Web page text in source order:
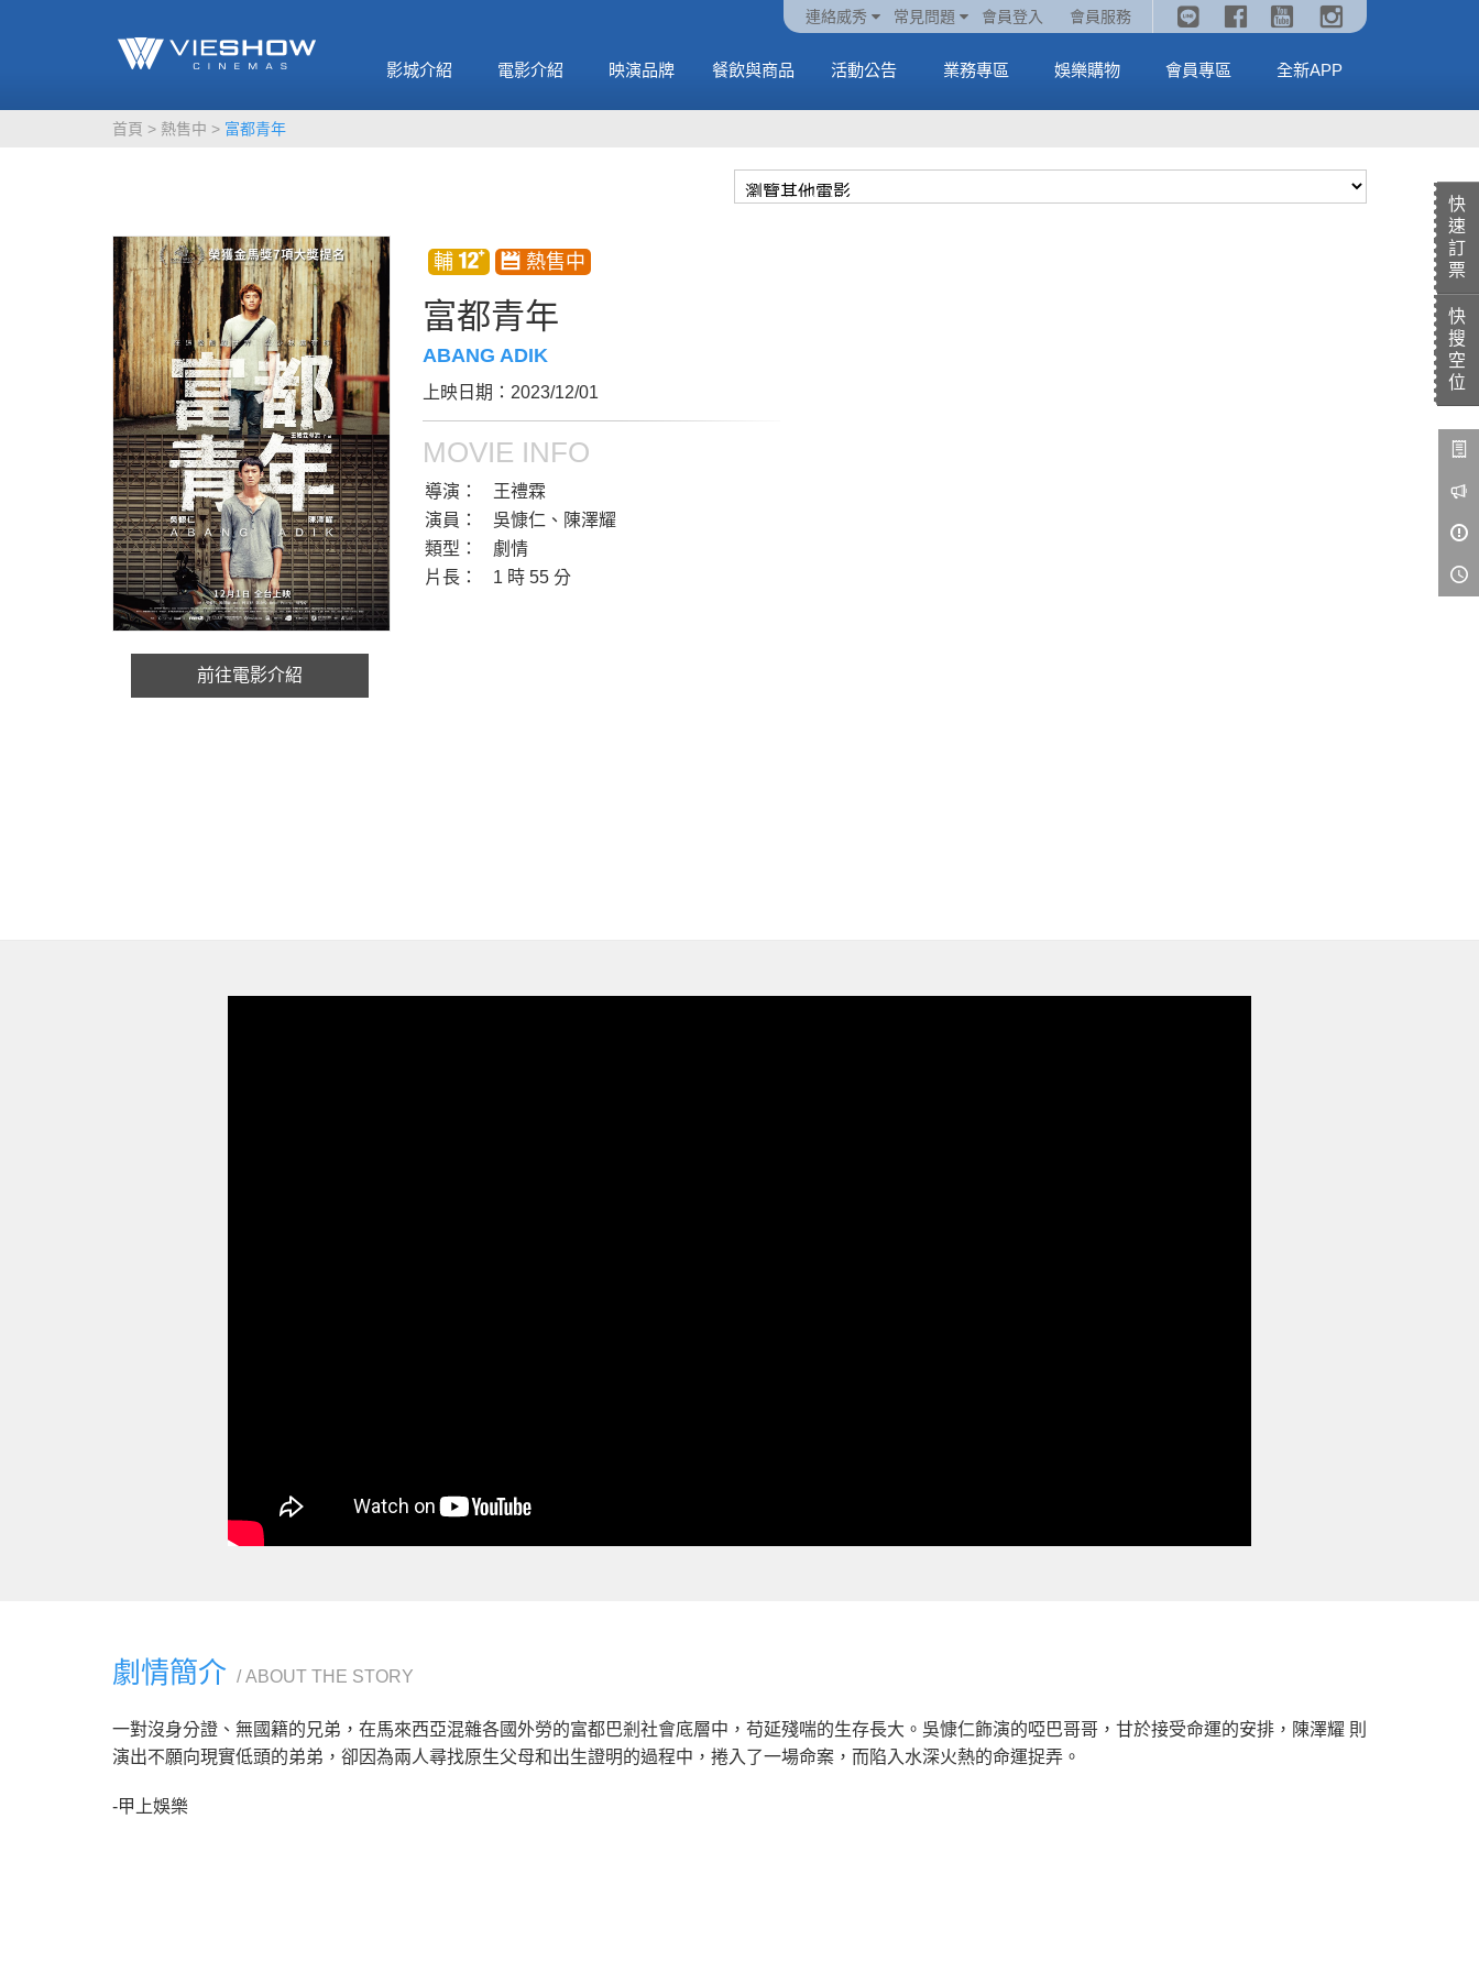
連絡威秀 常見問題 會員登入 會員服務
影城介紹 電影介紹
MORE MORE
火熱預售中《橡樹街
末日》
MORE
火熱預售中《汪汪隊立大功：恐龍大電影》
映演品牌 餐飲與商品
MORE MORE
🥤威秀獨家電影套餐
🥤全台熱賣中
MORE
《劇場版吉伊卡哇》🥤威秀獨家電影套餐🥤
全台熱賣中
MORE
活動公告 業務專區 娛樂購物 會員專區 全新APP
快
速
訂
票
快
搜
空
位
首頁 熱售中 富都青年
前往電影介紹
富都青年
ABANG ADIK
上映日期：2023/12/01
MOVIE INFO
導演：
王禮霖
演員：
吳慷仁、陳澤耀
類型：
劇情
片長：
1 時 55 分
劇情簡介 ABOUT THE STORY
一對沒身分證、無國籍的兄弟，在馬來西亞混雜各國外勞的富都巴剎社會底層中，苟延殘喘的生存長大。吳慷仁飾演的啞巴哥哥，甘於接受命運的安排，陳澤耀 則
演出不願向現實低頭的弟弟，卻因為兩人尋找原生父母和出生證明的過程中，捲入了一場命案，而陷入水深火熱的命運捉弄。
-甲上娛樂